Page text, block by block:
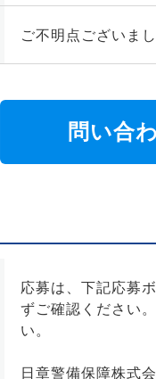
ご不明点ございま
問い合
応募は、下記応募
ずご確認ください
い。
日章警備保障株式